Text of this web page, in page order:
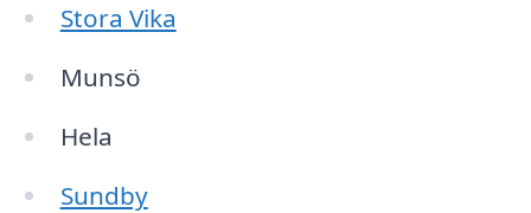
Stora Vika
Munsö
Hela
Sundby